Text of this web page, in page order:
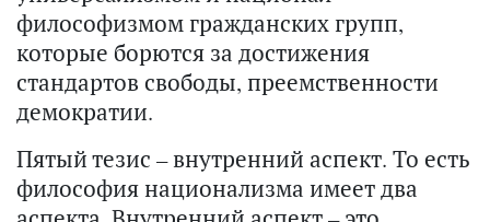
философизмом гражданских групп,
которые борются за достижения
стандартов свободы, преемственности
демократии.
Пятый тезис – внутренний аспект. То есть
философия национализма имеет два